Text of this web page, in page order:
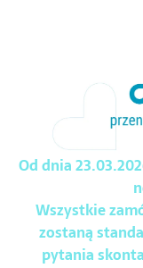
Od dnia
Wszystkie
zostaną
pytania